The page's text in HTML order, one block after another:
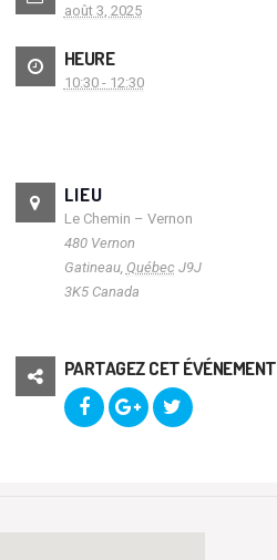
août 3, 2025
HEURE
10:30 - 12:30
LIEU
Le Chemin – Vernon
480 Vernon
Gatineau, Québec J9J
3K5 Canada
PARTAGEZ CET ÉVÉNEMENT